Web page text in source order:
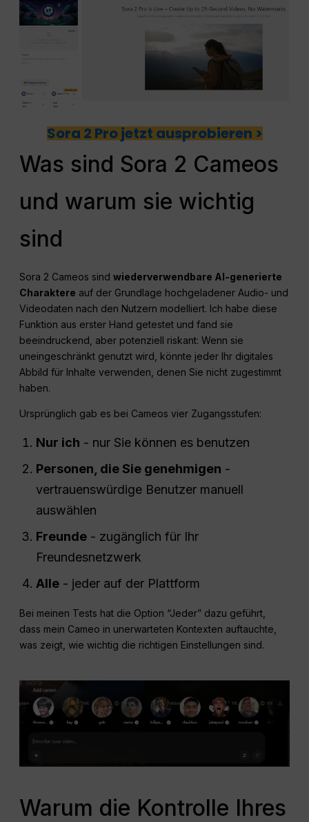
Sora 2 Pro jetzt ausprobieren >
Was sind Sora 2 Cameos
und warum sie wichtig
sind
Sora 2 Cameos sindwiederverwendbare AI-generierte
Charaktere auf der Grundlage hochgeladener Audio- und
Videodaten nach den Nutzern modelliert. Ich habe diese
Funktion aus erster Hand getestet und fand sie
beeindruckend, aber potenziell riskant: Wenn sie
uneingeschränkt genutzt wird, könnte jeder Ihr digitales
Abbild für Inhalte verwenden, denen Sie nicht zugestimmt
haben.
Ursprünglich gab es bei Cameos vier Zugangsstufen:
Nur ich - nur Sie können es benutzen
Personen, die Sie genehmigen -
vertrauenswürdige Benutzer manuell
auswählen
Freunde - zugänglich für Ihr
Freundesnetzwerk
Alle - jeder auf der Plattform
Bei meinen Tests hat die Option “Jeder” dazu geführt,
dass mein Cameo in unerwarteten Kontexten auftauchte,
was zeigt, wie wichtig die richtigen Einstellungen sind.
Warum die Kontrolle Ihres